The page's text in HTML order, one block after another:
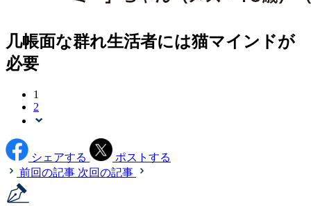
几帳面な群れ生活者には猫マインドが
必要
1
2
シェアする
ポストする
前回の記事 次回の記事